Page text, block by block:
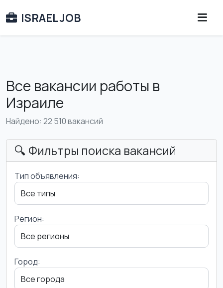
ISRAEL JOB
Все вакансии работы в
Израиле
Найдено: 22 510 вакансий
🔍 Фильтры поиска вакансий
Тип объявления:
Регион:
Город: